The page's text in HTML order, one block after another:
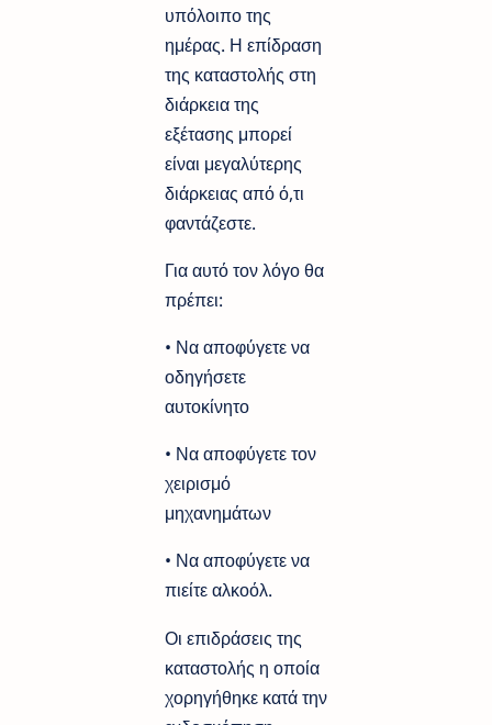
υπόλοιπο της
ημέρας. Η επίδραση
της καταστολής στη
διάρκεια της
εξέτασης μπορεί
είναι μεγαλύτερης
διάρκειας από ό,τι
φαντάζεστε.
Για αυτό τον λόγο θα
πρέπει:
• Να αποφύγετε να
οδηγήσετε
αυτοκίνητο
• Να αποφύγετε τον
χειρισμό
μηχανημάτων
• Να αποφύγετε να
πιείτε αλκοόλ.
Οι επιδράσεις της
καταστολής η οποία
χορηγήθηκε κατά την